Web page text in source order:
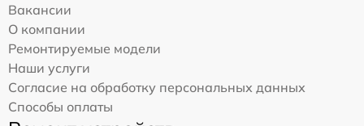
Вакансии
О компании
Ремонтируемые модели
Наши услуги
Согласие на обработку персональных данных
Способы оплаты